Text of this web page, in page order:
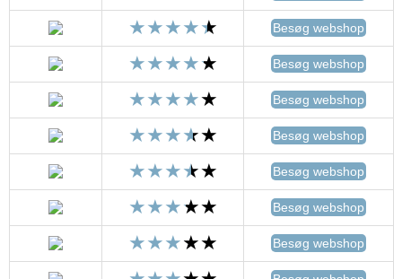
Besøg webshop
Besøg webshop
Besøg webshop
Besøg webshop
Besøg webshop
Besøg webshop
Besøg webshop